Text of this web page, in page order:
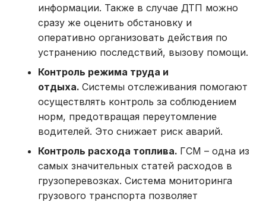
информации. Также в случае ДТП можно
сразу же оценить обстановку и
оперативно организовать действия по
устранению последствий, вызову помощи.
Контроль режима труда и
отдыха. Системы отслеживания помогают
осуществлять контроль за соблюдением
норм, предотвращая переутомление
водителей. Это снижает риск аварий.
Контроль расхода топлива. ГСМ – одна из
самых значительных статей расходов в
грузоперевозках. Система мониторинга
грузового транспорта позволяет